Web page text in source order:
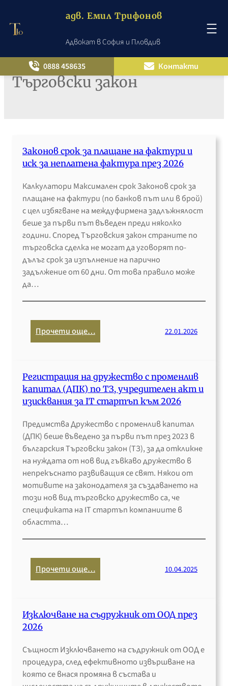
съдържанието
адв. Емил Трифонов
Адвокат в София и Пловдив
0888 458635 Контакти
Търговски закон
Законов срок за плащане на фактури и
иск за неплатена фактура през 2026
Калкулатори Максимален срок Законов срок за
плащане на фактури (по банков път или в брой)
с цел избягване на междуфирмена задлъжнялост
беше за първи път въведен преди няколко
години. Според Търговския закон страните по
търговска сделка не могат да уговорят по-
дълъг срок за изпълнение на парично
задължение от 60 дни. От това правило може
да…
Прочети още…:
З
о
н
о
с
р
о
к
з
а
п
л
щ
е
ф
т
у
р
22.01.2026
Регистрация на дружество с променлив
капитал (ДПК) по ТЗ, учредителен акт и
изисквания за IT стартъп към 2026
Предимства Дружество с променлив капитал
(ДПК) беше въведено за първи път през 2023 в
българския Търговски закон (ТЗ), за да откликне
на нуждата от нов вид гъвкаво дружество в
непрекъснато развиващия се свят. Някои от
мотивите на законодателя за създаването на
този нов вид търговско дружество са, че
спецификата на IT стартъп компаниите в
областта…
Прочети още…:
Р
и
р
а
ц
10.04.2025
Изключване на съдружник от ООД през
2026
Същност Изключването на съдружник от ООД е
процедура, след ефективното извършване на
която се внася промяна в състава и